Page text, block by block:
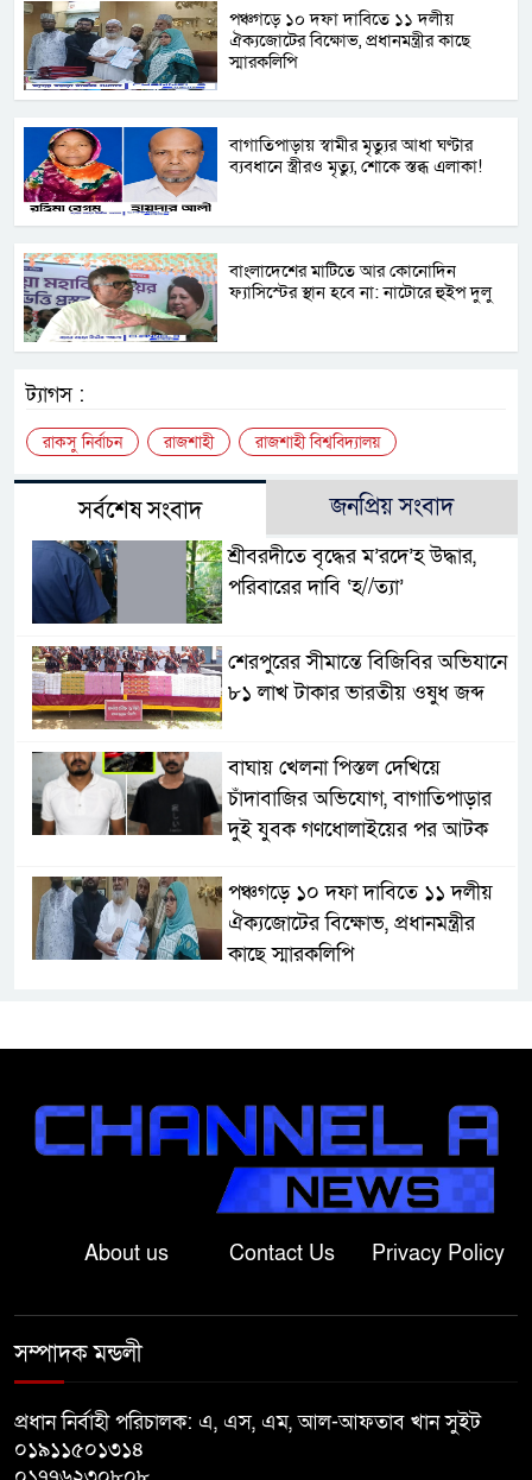
পঞ্চগড়ে ১০ দফা দাবিতে ১১ দলীয়
ঐক্যজোটের বিক্ষোভ, প্রধানমন্ত্রীর কাছে
স্মারকলিপি
বাগাতিপাড়ায় স্বামীর মৃত্যুর আধা ঘণ্টার
ব্যবধানে স্ত্রীরও মৃত্যু, শোকে স্তব্ধ এলাকা!
বাংলাদেশের মাটিতে আর কোনোদিন
ফ্যাসিস্টের স্থান হবে না: নাটোরে হুইপ দুলু
ট্যাগস :
রাকসু নির্বাচন রাজশাহী রাজশাহী বিশ্ববিদ্যালয়
সর্বশেষ সংবাদ জনপ্রিয় সংবাদ
শ্রীবরদীতে বৃদ্ধের ম’রদে’হ উদ্ধার,
পরিবারের দাবি ‘হ//ত্যা’
শেরপুরের সীমান্তে বিজিবির অভিযানে
৮১ লাখ টাকার ভারতীয় ওষুধ জব্দ
বাঘায় খেলনা পিস্তল দেখিয়ে
চাঁদাবাজির অভিযোগ, বাগাতিপাড়ার
দুই যুবক গণধোলাইয়ের পর আটক
পঞ্চগড়ে ১০ দফা দাবিতে ১১ দলীয়
ঐক্যজোটের বিক্ষোভ, প্রধানমন্ত্রীর
কাছে স্মারকলিপি
ঘণ্টার ব্যবধানে স্ত্রীরও মৃত্যু, শোকে
বাংলাদেশের মাটিতে আর কোনোদিন
ফ্যাসিস্টের স্থান হবে না: নাটোরে হুইপ
দুলু
লালপুরে নারীর ১ লাখ ৮০ হাজার টাকা
অভিযোগে বাগাতিপাড়ায় মানববন্ধন
About us Contact Us Privacy Policy
সম্পাদক মন্ডলী
প্রধান নির্বাহী পরিচালক: এ, এস, এম, আল-আফতাব খান সুইট
০১৯১১৫০১৩১৪